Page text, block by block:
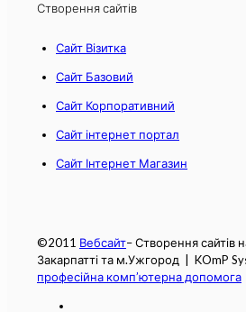
Створення сайтів
Сайт Візитка
Сайт Базовий
Сайт Корпоративний
Сайт інтернет портал
Сайт Інтернет Магазин
©2011 Вебсайт– Створення сайтів
Закарпатті та м.Ужгород | KOmP
професійна комп’ютерна допомога